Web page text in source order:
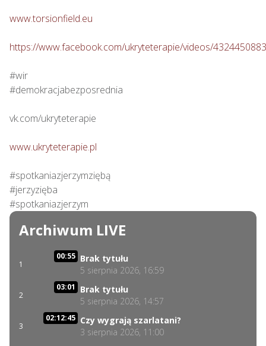
www.torsionfield.eu
https://www.facebook.com/ukryteterapie/videos/
#wir
#demokracjabezposrednia
vk.com/ukryteterapie
www.ukryteterapie.pl
#spotkaniazjerzymziębą
#jerzyzięba
#spotkaniazjerzym
Archiwum LIVE
1
00:55 Brak tytułu
5 sierpnia 2026, 16:59
2
03:01
Brak tytułu
5 sierpnia 2026, 14:57
3
02:12:45 Czy wygrają szarlatani?
3 sierpnia 2026, 11:00